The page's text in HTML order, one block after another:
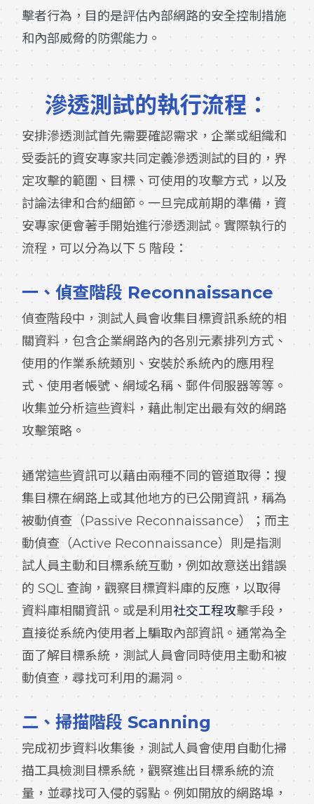
擊者行為，目的是評估內部網路的安全控制措施
和內部威脅的防禦能力。
滲透測試的執行流程：
安排滲透測試首先需要確認需求，企業或組織和
受委託的資安專家共同定義滲透測試的目的，界
定攻擊的範圍、目標、可使用的攻擊方式，以及
討論法律和合約細節。一旦完成前期的準備，資
安專家便會著手開始進行滲透測試。實際執行的
流程，可以分為以下 5 階段：
一、偵查階段 Reconnaissance
偵查階段中，測試人員會收集目標資訊系統的相
關資料，包含企業網路內的各別元素排列方式、
使用的作業系統類別、安裝於系統內的應用程
式、使用者帳號、網域名稱、郵件伺服器等等。
收集並分析這些資料，藉此制定出最有效的網路
攻擊策略。
通常這些資訊可以藉由兩種不同的管道取得：搜
集目標在網路上或其他地方的已公開資訊，稱為
被動偵查（Passive Reconnaissance）；而主
動偵查（Active Reconnaissance）則是指測
試人員主動和目標系統互動，例如故意送出錯誤
的 SQL 查詢，觀察目標資料庫的反應，以取得
資料庫相關資訊。或是利用社交工程攻擊手段，
直接從系統內使用者上騙取內部資訊。通常為全
面了解目標系統，測試人員會同時使用主動和被
動偵查，尋找可利用的漏洞。
二、掃描階段 Scanning
完成初步資料收集後，測試人員會使用自動化掃
描工具檢測目標系統，觀察進出目標系統的流
量，並尋找可入侵的弱點。例如開放的網路埠，